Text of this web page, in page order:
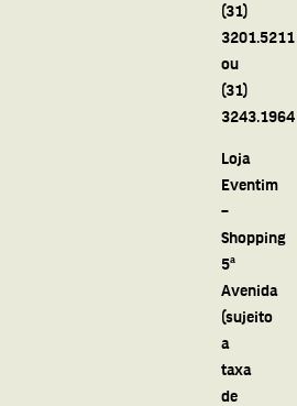
(31)
3201.5211
ou
(31)
3243.1964
Loja
Eventim
–
Shopping
5ª
Avenida
(sujeito
a
taxa
de